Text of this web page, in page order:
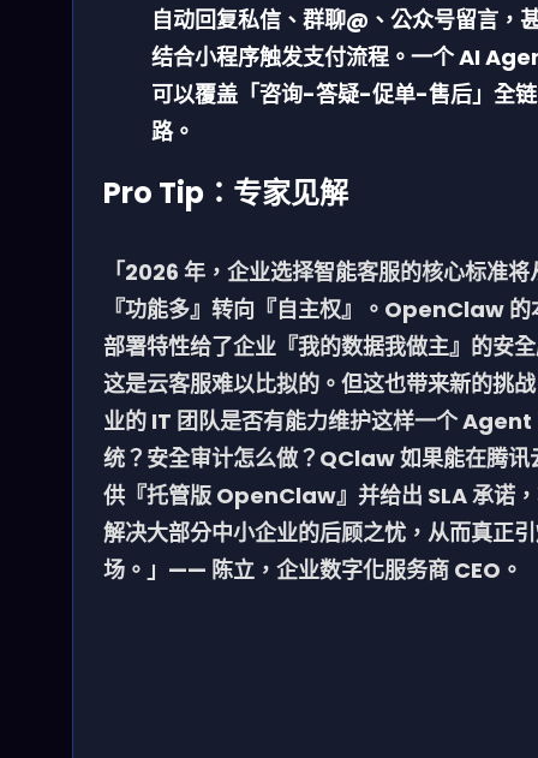
自动回复私信、群聊@、公众号留言，
结合小程序触发支付流程。一个 AI
可以覆盖「咨询-答疑-促单-售后」全链
路。
Pro Tip：专家见解
「2026 年，企业选择智能客服的核心标准将
『功能多』转向『自主权』。OpenClaw 的
部署特性给了企业『我的数据我做主』的安
这是云客服难以比拟的。但这也带来新的挑
业的 IT 团队是否有能力维护这样一个 Agent
统？安全审计怎么做？QClaw 如果能在腾讯
供『托管版 OpenClaw』并给出 SLA 承诺
解决大部分中小企业的后顾之忧，从而真正
场。」—— 陈立，企业数字化服务商 CEO。